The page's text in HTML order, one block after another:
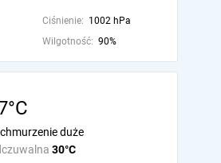
Ciśnienie: 1002 hPa
Wilgotność: 90%
30°C
duże